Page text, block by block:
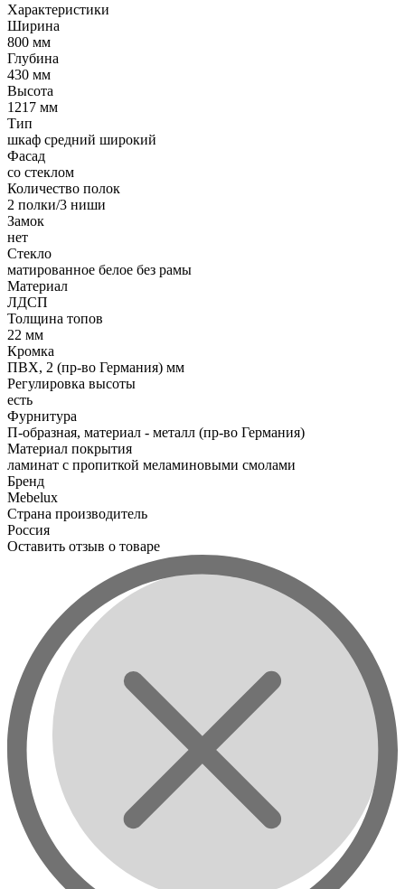
Характеристики
Ширина
800 мм
Глубина
430 мм
Высота
1217 мм
Тип
шкаф средний широкий
Фасад
со стеклом
Количество полок
2 полки/3 ниши
Замок
нет
Стекло
матированное белое без рамы
Материал
ЛДСП
Толщина топов
22 мм
Кромка
ПВХ, 2 (пр-во Германия) мм
Регулировка высоты
есть
Фурнитура
П-образная, материал - металл (пр-во Германия)
Материал покрытия
ламинат с пропиткой меламиновыми смолами
Бренд
Mebelux
Страна производитель
Россия
Оставить отзыв о товаре